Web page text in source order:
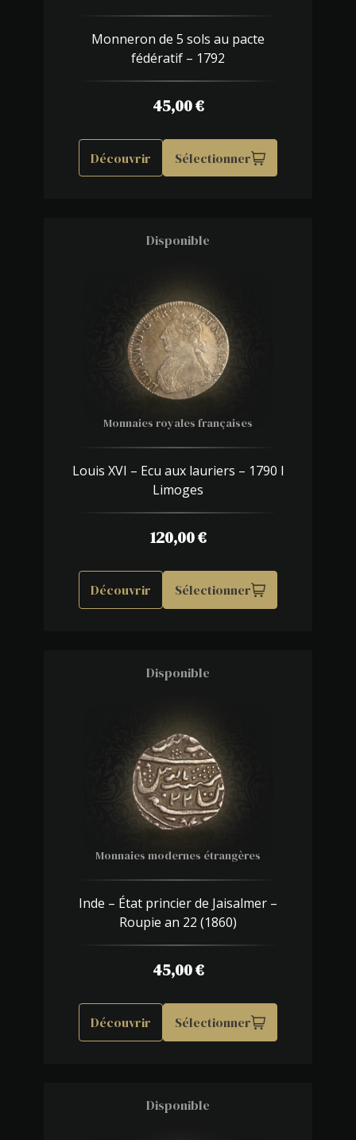
Monneron de 5 sols au pacte
fédératif – 1792
45,00€
Découvrir Sélectionner
Disponible
Monnaies royales françaises
Louis XVI – Ecu aux lauriers – 1790 I
Limoges
120,00€
Découvrir Sélectionner
Disponible
Monnaies modernes étrangères
Inde – État princier de Jaisalmer –
Roupie an 22 (1860)
45,00€
Découvrir Sélectionner
Disponible